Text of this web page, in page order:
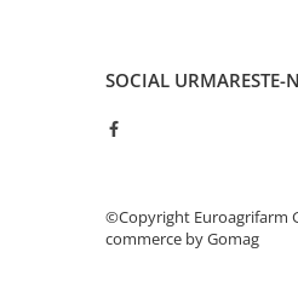
SOCIAL URMARESTE-
©Copyright Euroagrifarm
commerce by Gomag